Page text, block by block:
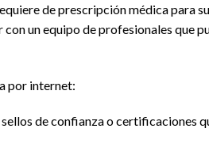
de prescripción médica para su
un equipo de profesionales que
por internet:
de confianza o certificaciones